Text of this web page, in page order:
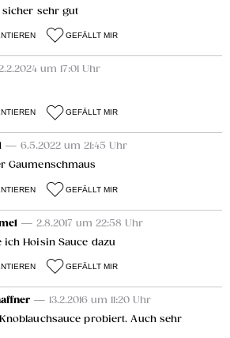
sehr gut
GEFÄLLT MIR
um 17:01 Uhr
GEFÄLLT MIR
— 6.5.2022 um 21:45 Uhr
Gaumenschmaus
GEFÄLLT MIR
— 2.8.2017 um 22:58 Uhr
ich Hoisin Sauce dazu
GEFÄLLT MIR
— 13.2.2016 um 11:20 Uhr
probiert. Auch sehr